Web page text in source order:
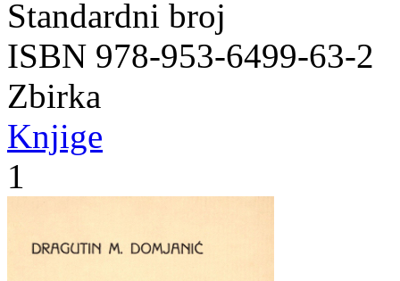
Standardni broj
ISBN 978-953-6499-63-2
Zbirka
Knjige
1